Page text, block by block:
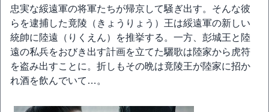
忠実な綏遠軍の将軍たちが帰京して騒ぎ出す。そんな彼
らを逮捕した竟陵（きょうりょう）王は綏遠軍の新しい
統帥に陸遠（りくえん）を推挙する。一方、彭城王と陸
遠の私兵をおびき出す計画を立てた驪歌は陸家から虎符
を盗み出すことに。折しもその晩は竟陵王が陸家に招か
れ酒を飲んでいて…。